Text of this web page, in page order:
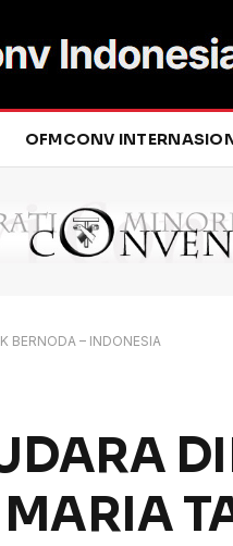
OFMCONV
BERNODA – INDONESIA